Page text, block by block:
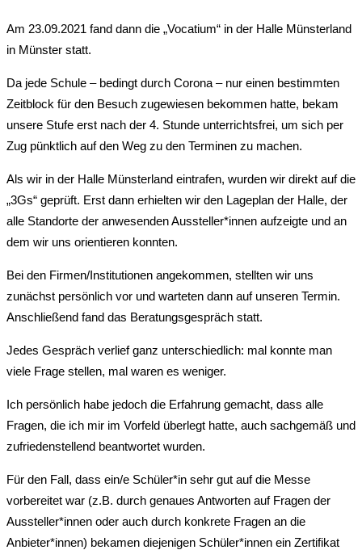
Am 23.09.2021 fand dann die „Vocatium“ in der Halle Münsterland
in Münster statt.
Da jede Schule – bedingt durch Corona – nur einen bestimmten
Zeitblock für den Besuch zugewiesen bekommen hatte, bekam
unsere Stufe erst nach der 4. Stunde unterrichtsfrei, um sich per
Zug pünktlich auf den Weg zu den Terminen zu machen.
Als wir in der Halle Münsterland eintrafen, wurden wir direkt auf die
„3Gs“ geprüft. Erst dann erhielten wir den Lageplan der Halle, der
alle Standorte der anwesenden Aussteller*innen aufzeigte und an
dem wir uns orientieren konnten.
Bei den Firmen/Institutionen angekommen, stellten wir uns
zunächst persönlich vor und warteten dann auf unseren Termin.
Anschließend fand das Beratungsgespräch statt.
Jedes Gespräch verlief ganz unterschiedlich: mal konnte man
viele Frage stellen, mal waren es weniger.
Ich persönlich habe jedoch die Erfahrung gemacht, dass alle
Fragen, die ich mir im Vorfeld überlegt hatte, auch sachgemäß und
zufriedenstellend beantwortet wurden.
Für den Fall, dass ein/e Schüler*in sehr gut auf die Messe
vorbereitet war (z.B. durch genaues Antworten auf Fragen der
Aussteller*innen oder auch durch konkrete Fragen an die
Anbieter*innen) bekamen diejenigen Schüler*innen ein Zertifikat